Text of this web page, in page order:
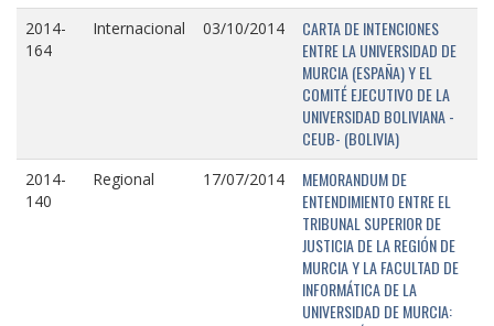
2014-
164
Internacional 03/10/2014
CARTA DE INTENCIONES
ENTRE LA UNIVERSIDAD DE
MURCIA (ESPAÑA) Y EL
COMITÉ EJECUTIVO DE LA
UNIVERSIDAD BOLIVIANA -
CEUB- (BOLIVIA)
2014-
140
Regional 17/07/2014
MEMORANDUM DE
ENTENDIMIENTO ENTRE EL
TRIBUNAL SUPERIOR DE
JUSTICIA DE LA REGIÓN DE
MURCIA Y LA FACULTAD DE
INFORMÁTICA DE LA
UNIVERSIDAD DE MURCIA: